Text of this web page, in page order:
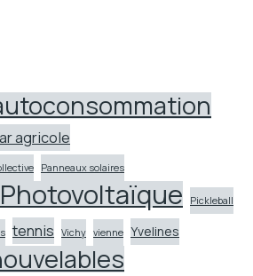
agricole
Panneaux solaires
Photovoltaïque Pickleball
tennis Vichy vienne Yvelines